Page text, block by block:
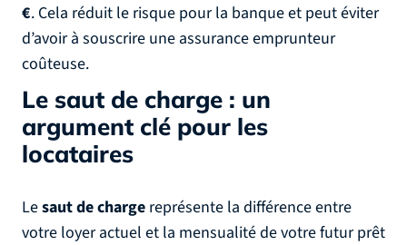
€. Cela réduit le risque pour la banque et peut éviter
d’avoir à souscrire une assurance emprunteur
coûteuse.
Le saut de charge : un
argument clé pour les
locataires
Lesaut de charge représente la différence entre
votre loyer actuel et la mensualité de votre futur prêt